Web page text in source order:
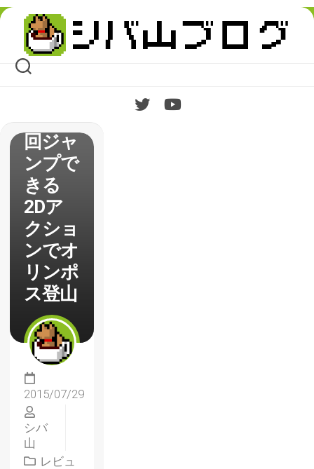
Skip
content
ュー
ジャン
プ斬り
で敵を
もう1
回ジャ
ンプで
きる
2Dア
クショ
ンでオ
リンポ
ス登山
2015/07/29
シバ
山
レビュ